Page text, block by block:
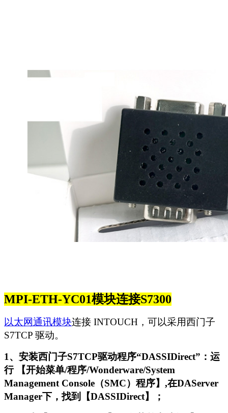
MPI-ETH-YC01模块连接S7300
以太网通讯模块连接 INTOUCH，可以采用西门子
S7TCP 驱动。
1、安装西门子S7TCP驱动程序“DASSIDirect”：运
行 【开始菜单/程序/Wonderware/System
Management Console（SMC）程序】,在DAServer
Manager下，找到【DASSIDirect】；